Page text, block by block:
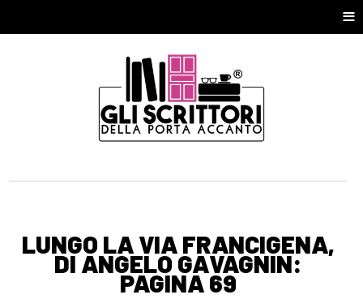
≡
LUNGO LA VIA FRANCIGENA,
DI ANGELO GAVAGNIN:
PAGINA 69